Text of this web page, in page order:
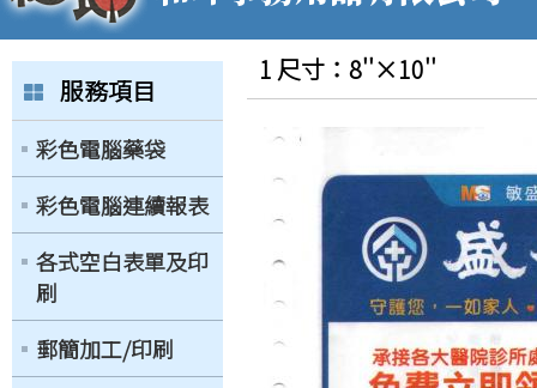
服務項目
彩色電腦藥袋
彩色電腦連續報表
各式空白表單及印
刷
郵簡加工/印刷
1 尺寸：8''×10''